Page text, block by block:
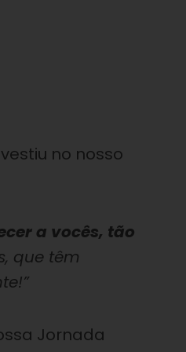
no nosso
a vocês, tão
que têm
Jornada